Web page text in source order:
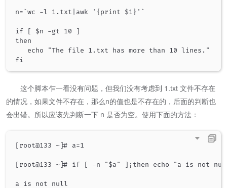
n=`wc -l 1.txt|awk '{print $1}'`
if [ $n -gt 10 ]
then
   echo "The file 1.txt has more than 10 lines."
这个脚本乍一看没有问题，但我们没有考虑到 1.txt 文件不存在
的情况，如果文件不存在，那么n的值也是不存在的，后面的判断也
会出错。所以应该先判断一下 n 是否为空。使用下面的方法：
[root@133 ~]# a=1
[root@133 ~]# if [ -n "$a" ];then echo "a is not
a is not null